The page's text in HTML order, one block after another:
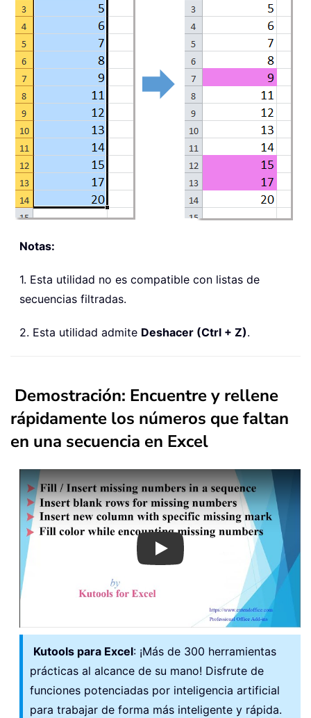
Notas:
1. Esta utilidad no es compatible con listas de
secuencias filtradas.
2. Esta utilidad admite Deshacer (Ctrl + Z).
Demostración: Encuentre y rellene
rápidamente los números que faltan
en una secuencia en Excel
Play
Kutools para Excel: ¡Más de 300 herramientas
prácticas al alcance de su mano! Disfrute de
funciones potenciadas por inteligencia artificial
para trabajar de forma más inteligente y rápida.